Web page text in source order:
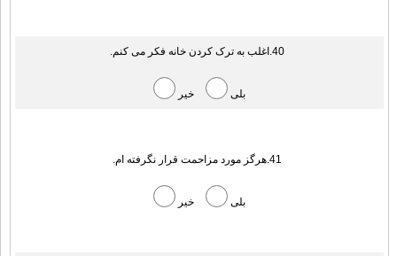
40.اغلب به ترک کردن خانه فکر می کنم.
بلی خیر
41.هرگز مورد مزاحمت قرار نگرفته ام.
بلی خیر